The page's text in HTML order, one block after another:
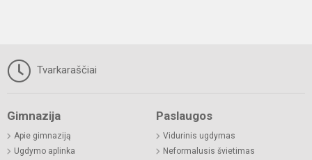
Tvarkaraščiai
Gimnazija
Apie gimnaziją
Ugdymo aplinka
Paslaugos
Vidurinis ugdymas
Neformalusis švietimas